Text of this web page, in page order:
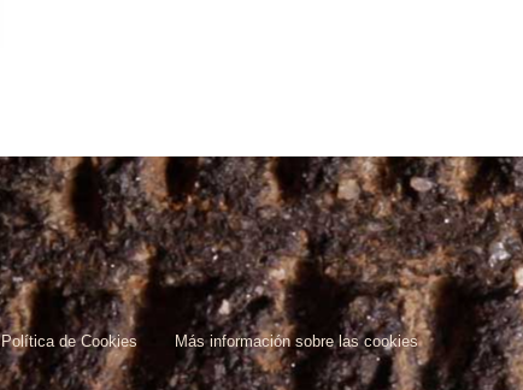
Política de Cookies Más información sobre las cookies